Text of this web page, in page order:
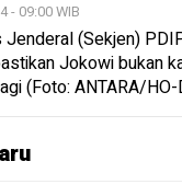
- 09:00 WIB